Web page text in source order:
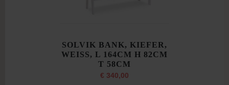
SOLVIK BANK, KIEFER,
WEISS, L 164CM H 82CM
T 58CM
€ 340,00